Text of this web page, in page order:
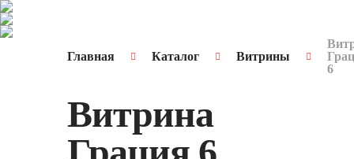
Главная Каталог Витрины
6
Витрина